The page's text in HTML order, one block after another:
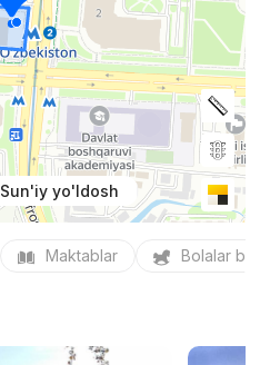
Sun'iy yo'ldosh
Maktablar Bolalar